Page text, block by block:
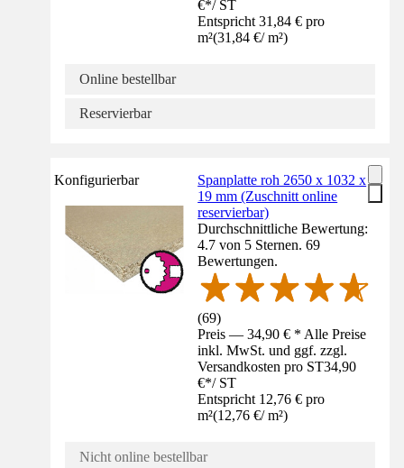
€*/ ST
Entspricht 31,84 € pro
m²(31,84 €/ m²)
Online bestellbar
Reservierbar
Konfigurierbar
Spanplatte roh 2650 x 1032 x
19 mm (Zuschnitt online
reservierbar)
Durchschnittliche Bewertung:
4.7 von 5 Sternen. 69
Bewertungen.
(69)
Preis — 34,90 € * Alle Preise
inkl. MwSt. und ggf. zzgl.
Versandkosten pro ST34,90
€*/ ST
Entspricht 12,76 € pro
m²(12,76 €/ m²)
Nicht online bestellbar